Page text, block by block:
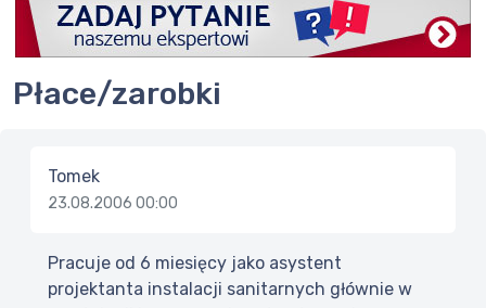
Płace/zarobki
Tomek
23.08.2006 00:00
Pracuje od 6 miesięcy jako asystent
projektanta instalacji sanitarnych głównie w